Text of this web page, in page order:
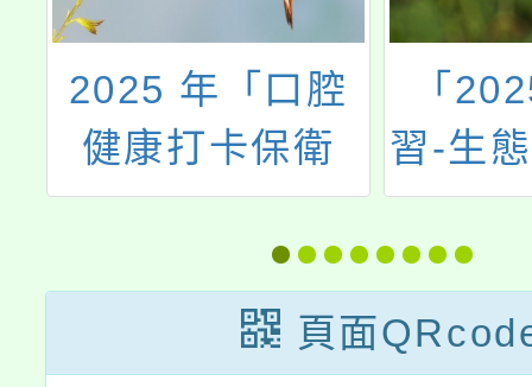
2025 年「口腔
健康打卡保衛
戰」活動
「
習-生
頁面